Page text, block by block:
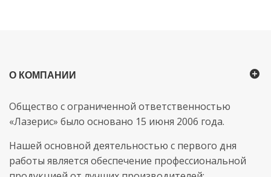
О КОМПАНИИ
Общество с ограниченной ответственностью
«Лазерис» было основано 15 июня 2006 года.
Нашей основной деятельностью с первого дня
работы является обеспечение профессиональной